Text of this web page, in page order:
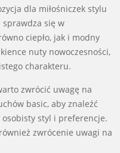
dla miłośniczek stylu
sprawdza się w
ciepło, jak i modny
nuty nowoczesności,
charakteru.
zwrócić uwagę na
basic, aby znaleźć
styl i preferencje.
zwrócenie uwagi na